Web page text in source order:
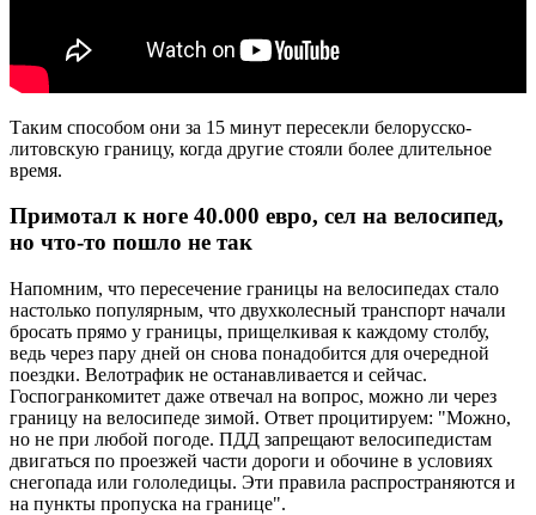
Таким способом они за 15 минут пересекли белорусско-
литовскую границу, когда другие стояли более длительное
время.
Примотал к ноге 40.000 евро, сел на велосипед,
но что-то пошло не так
Напомним, что пересечение границы на велосипедах стало
настолько популярным, что двухколесный транспорт начали
бросать прямо у границы, прищелкивая к каждому столбу,
ведь через пару дней он снова понадобится для очередной
поездки. Велотрафик не останавливается и сейчас.
Госпогранкомитет даже отвечал на вопрос, можно ли через
границу на велосипеде зимой. Ответ процитируем: "Можно,
но не при любой погоде. ПДД запрещают велосипедистам
двигаться по проезжей части дороги и обочине в условиях
снегопада или гололедицы. Эти правила распространяются и
на пункты пропуска на границе".